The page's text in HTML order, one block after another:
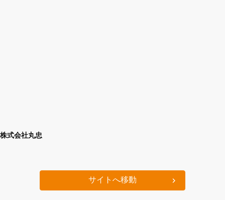
株式会社丸忠
サイトへ移動